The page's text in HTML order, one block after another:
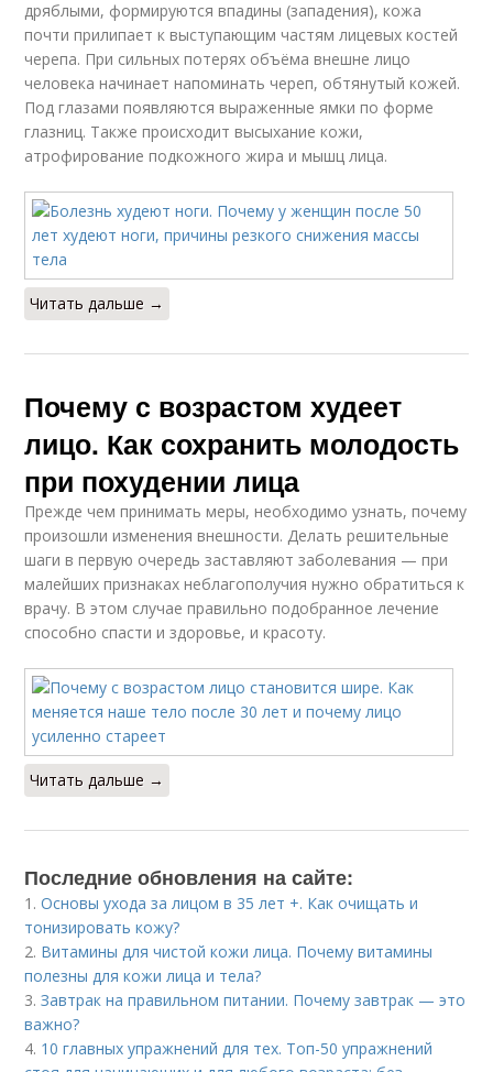
дряблыми, формируются впадины (западения), кожа
почти прилипает к выступающим частям лицевых костей
черепа. При сильных потерях объёма внешне лицо
человека начинает напоминать череп, обтянутый кожей.
Под глазами появляются выраженные ямки по форме
глазниц. Также происходит высыхание кожи,
атрофирование подкожного жира и мышц лица.
Читать дальше →
Почему с возрастом худеет
лицо. Как сохранить молодость
при похудении лица
Прежде чем принимать меры, необходимо узнать, почему
произошли изменения внешности. Делать решительные
шаги в первую очередь заставляют заболевания — при
малейших признаках неблагополучия нужно обратиться к
врачу. В этом случае правильно подобранное лечение
способно спасти и здоровье, и красоту.
Читать дальше →
Последние обновления на сайте:
1.Основы ухода за лицом в 35 лет +. Как очищать и
тонизировать кожу?
2. Витамины для чистой кожи лица. Почему витамины
полезны для кожи лица и тела?
3.Завтрак на правильном питании. Почему завтрак — это
важно?
4. 10 главных упражнений для тех. Топ-50 упражнений